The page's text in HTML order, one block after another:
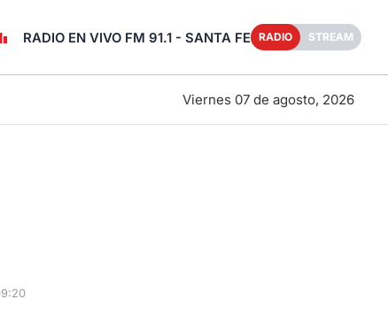
RADIO EN VIVO FM 91.1 - SANTA FE RADIO STREAM
Viernes 07 de agosto, 2026